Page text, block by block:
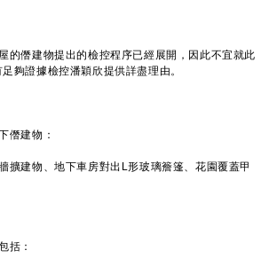
僭建物提出的檢控程序已經展開，因此不宜就此
夠證據檢控潘穎欣提供詳盡理由。
建物：
擴建物、地下車房對出L形玻璃簷篷、花園覆蓋甲
括：